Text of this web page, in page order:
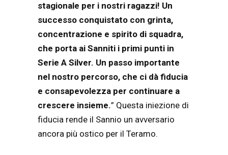
stagionale per i nostri ragazzi! Un
successo conquistato con grinta,
concentrazione e spirito di squadra,
che porta ai Sanniti i primi punti in
Serie A Silver. Un passo importante
nel nostro percorso, che ci dà fiducia
e consapevolezza per continuare a
crescere insieme.” Questa iniezione di
fiducia rende il Sannio un avversario
ancora più ostico per il Teramo.